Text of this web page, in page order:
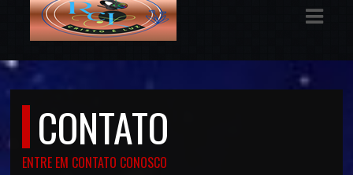
CONTATO
ENTRE EM CONTATO CONOSCO